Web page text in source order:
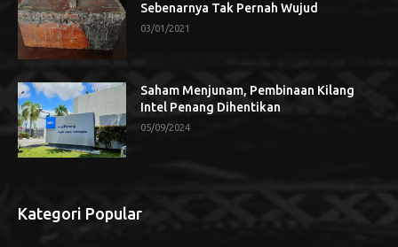
Sebenarnya Tak Pernah Wujud
03/01/2021
Saham Menjunam, Pembinaan Kilang
Intel Penang Dihentikan
05/09/2024
Kategori Popular